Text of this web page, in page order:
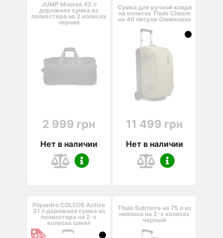
JUMP Moorea 42 л
дорожная сумка из
полиэстера на 2 колесах
черная
2 999 грн
Нет в наличии
Сумка для ручной клади
на колесах Thule Chasm
на 40 литров Оливковая
11 499 грн
Нет в наличии
Piquadro COLEOS Active
31 л дорожная сумка из
полиэстера на 2-х
колесах синяя
-40%
Thule Subterra на 75 л из
нейлона на 2-х колесах
черный